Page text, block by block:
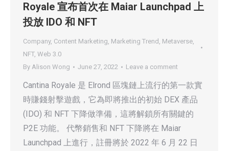
Royale 宣布首次在 Maiar Launchpad 上
投放 IDO 和 NFT
Company, Content Marketing, Marketing Trend , Metaverse,
NFT, Web 3.0
By Alison Wong June 27, 2022 Leave a comment
Cantina Royale 是 Elrond 區塊鏈上流行的第一款實
時賺錢射擊遊戲，它為即將推出的初始 DEX 產品
(IDO) 和 NFT 下降做準備，這將解鎖所有關鍵的
P2E 功能。 代幣銷售和 NFT 下降將在 Maiar
Launchpad 上進行，註冊將於 2022 年 6 月 22 日